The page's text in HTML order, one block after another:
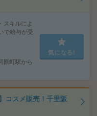
キルによ
で給与が受
町駅から
気になる!
コスメ販売！千里阪